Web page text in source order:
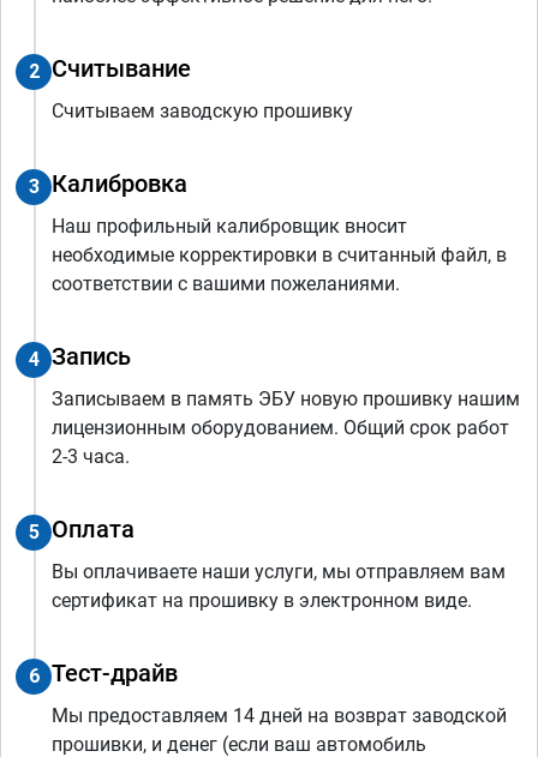
2 Считывание
Считываем заводскую прошивку
3 Калибровка
Наш профильный калибровщик вносит
необходимые корректировки в считанный файл, в
соответствии с вашими пожеланиями.
4 Запись
Записываем в память ЭБУ новую прошивку нашим
лицензионным оборудованием. Общий срок работ
2-3 часа.
5 Оплата
Вы оплачиваете наши услуги, мы отправляем вам
сертификат на прошивку в электронном виде.
6 Тест-драйв
Мы предоставляем 14 дней на возврат заводской
прошивки, и денег (если ваш автомобиль